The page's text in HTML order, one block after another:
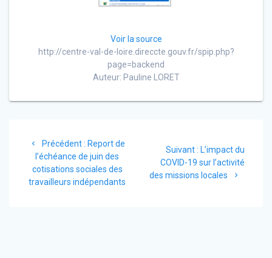
Voir la source
http://centre-val-de-loire.direccte.gouv.fr/spip.php?
page=backend
Auteur: Pauline LORET
l’article
Précédent : Article
précédent
:
Report de
l’échéance de juin des
cotisations sociales des
travailleurs indépendants
Suivant : Article
suivant
:
L’impact du
COVID-19 sur l’activité
des missions locales